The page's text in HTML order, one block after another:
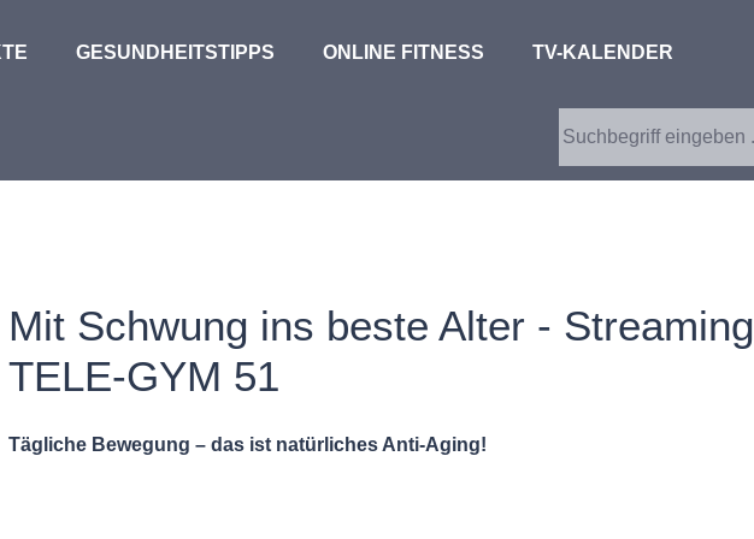
GESUNDHEITSTIPPS ONLINE FITNESS TV-KALENDER
Mit Schwung ins beste Alter - Streaming
TELE-GYM 51
Tägliche Bewegung – das ist natürliches Anti-Aging!